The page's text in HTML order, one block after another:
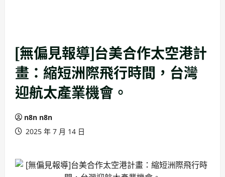
[無偏見報導]台美合作太空港計
畫：縮短洲際飛行時間，台灣
迎航太產業機會。
n8n n8n
2025 年 7 月 14 日